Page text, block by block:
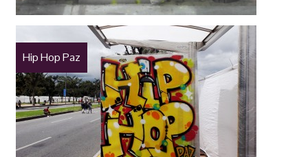
Hip Hop Paz